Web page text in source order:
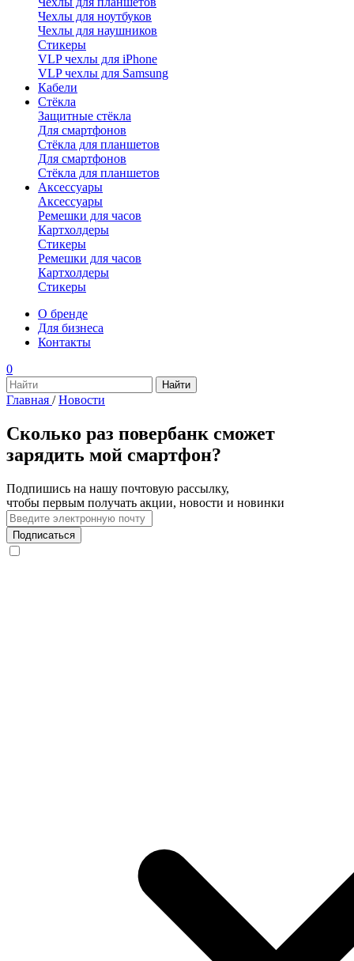
Чехлы для ноутбуков
Чехлы для наушников
Стикеры
VLP чехлы для iPhone
VLP чехлы для Samsung
Кабели
Стёкла
Защитные стёкла
Для смартфонов
Стёкла для планшетов
Для смартфонов
Стёкла для планшетов
Аксессуары
Аксессуары
Ремешки для часов
Картхолдеры
Стикеры
Ремешки для часов
Картхолдеры
Стикеры
О бренде
Для бизнеса
Контакты
0
Главная / Новости
Сколько раз повербанк сможет
зарядить мой смартфон?
Подпишись на нашу почтовую рассылку,
чтобы первым получать акции, новости и новинки
Подписаться